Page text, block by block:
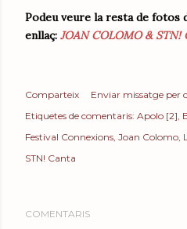
Podeu veure la resta de fotos
enllaç: JOAN COLOMO & STN!
Comparteix
Enviar missatge per
Etiquetes de comentaris: Apolo [2]
Festival Connexions Joan Colomo
STN! Canta
COMENTARIS